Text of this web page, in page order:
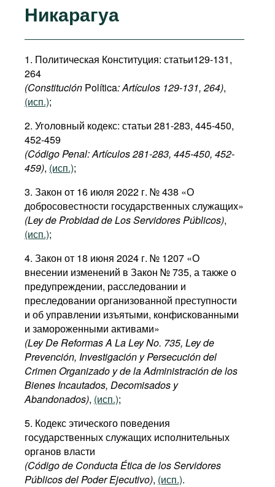
Никарагуа
1. Политическая Конституция: статьи129-131,
264
(Constitución Política: Artículos 129-131, 264),
(исп.);
2. Уголовный кодекс: статьи 281-283, 445-450,
452-459
(Código Penal: Artículos281-283, 445-450, 452-
459), (исп.);
3. Закон от 16 июля 2022 г. № 438 «О
добросовестности государственных служащих»
(Ley de Probidad de Los Servidores Públicos),
(исп.);
4. Закон от 18 июня 2024 г. № 1207 «О
внесении изменений в Закон № 735, а также о
предупреждении, расследовании и
преследовании организованной преступности
и об управлении изъятыми, конфискованными
и замороженными активами»
(Ley De Reformas A La Ley No. 735, Ley de
Prevención, Investigación y Persecución del
Crimen Organizado y de la Administración de los
Bienes Incautados, Decomisados y
Abandonados), (исп.);
5. Кодекс этического поведения
государственных служащих исполнительных
органов власти
(Código de Conducta Ética de los Servidores
Públicos del Poder Ejecutivo), (исп.).